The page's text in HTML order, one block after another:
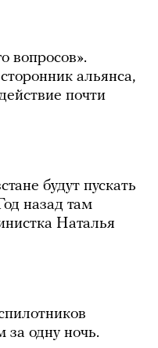
вопросов».
альянса,
почти
будут пускать
назад там
Наталья
одну ночь.